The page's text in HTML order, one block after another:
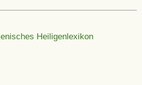
Heiligenlexikon